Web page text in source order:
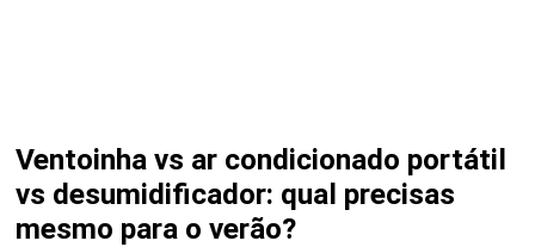
Ventoinha vs ar condicionado portátil
vs desumidificador: qual precisas
mesmo para o verão?